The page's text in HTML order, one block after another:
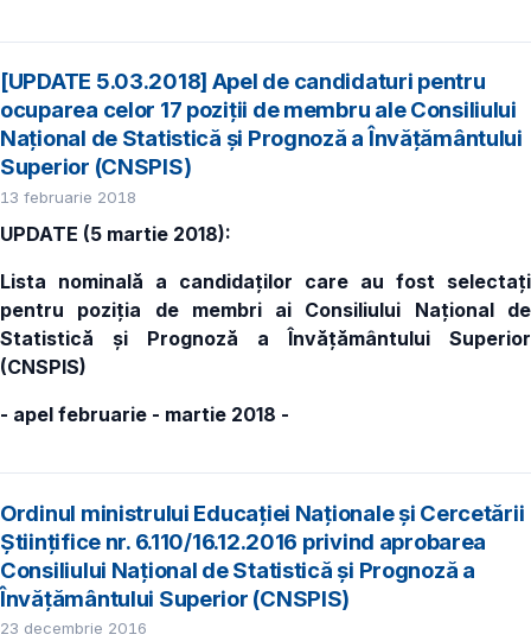
[UPDATE 5.03.2018] Apel de candidaturi pentru
ocuparea celor 17 poziții de membru ale Consiliului
Național de Statistică și Prognoză a Învățământului
Superior (CNSPIS)
13 februarie 2018
UPDATE (5 martie 2018):
Lista nominală a candidaților care au fost selectați
pentru poziția de membri ai Consiliului Național de
Statistică și Prognoză a Învățământului Superior
(CNSPIS)
- apel februarie - martie 2018 -
Ordinul ministrului Educației Naționale și Cercetării
Științifice nr. 6.110/16.12.2016 privind aprobarea
Consiliului Național de Statistică și Prognoză a
Învățământului Superior (CNSPIS)
23 decembrie 2016